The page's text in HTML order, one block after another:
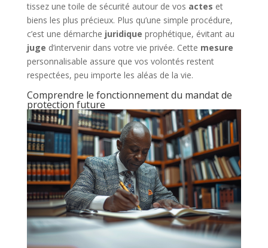
tissez une toile de sécurité autour de vos actes et
biens les plus précieux. Plus qu’une simple procédure,
c’est une démarche juridique prophétique, évitant au
juge d’intervenir dans votre vie privée. Cette mesure
personnalisable assure que vos volontés restent
respectées, peu importe les aléas de la vie.
Comprendre le fonctionnement du mandat de
protection future